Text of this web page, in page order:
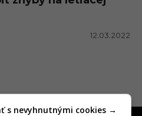
12.03.2022
s nevyhnutnými cookies →